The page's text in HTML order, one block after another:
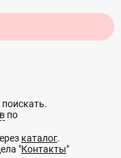
по
каталог.
"Контакты"